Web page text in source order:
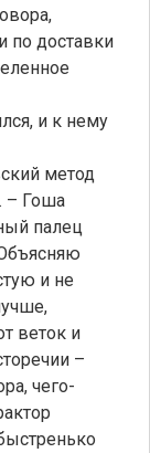
по доставки
и к нему
метод
– Гоша
палец
и не
веток и
–
чего-